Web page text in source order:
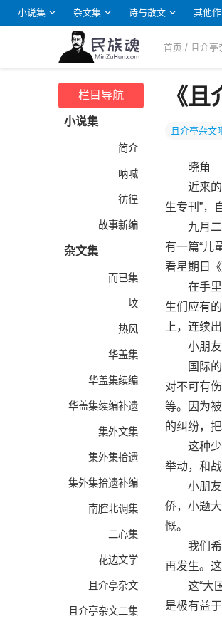
小说集 杂文集 诗与散文 其他
首页 / 且介亭
栏目导航
小说集
简介
呐喊
彷徨
故事新编
杂文集
而已集
坟
热风
华盖集
华盖集续编
华盖集续编补遗
集外文集
集外集拾遗
集外集拾遗补编
南腔北调集
二心集
花边文学
且介亭杂文
且介亭杂文二集
《
且介亭杂文
晓角
近来的日
生专刊”，
九月二十
有一篇“儿
看星期日
在手里的
生们应有
上，连续
小朋友对
国际的交
对不可有
等。因为
的纠纷，
这种少数
举动，和
小朋友们
侨，小题
慨。
我们希望
再发生。
这“大国
是极有益